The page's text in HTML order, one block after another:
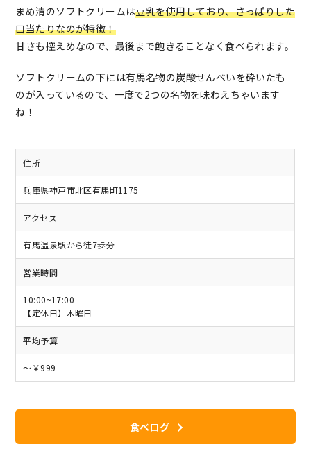
まめ清のソフトクリームは豆乳を使用しており、さっぱりした
口当たりなのが特徴！
甘さも控えめなので、最後まで飽きることなく食べられます。
ソフトクリームの下には有馬名物の炭酸せんべいを砕いたも
のが入っているので、一度で2つの名物を味わえちゃいます
ね！
住所
兵庫県神戸市北区有馬町1175
アクセス
有馬温泉駅から徒7歩分
営業時間
10:00~17:00
【定休日】木曜日
平均予算
～￥999
食べログ